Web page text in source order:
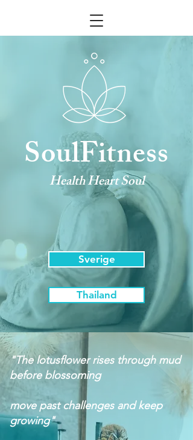
Retreat
SoulFitness
Health Heart Soul
Sverige
Thailand
"The lotusflower rises through mud
before blossoming
move past challenges and keep
growing"